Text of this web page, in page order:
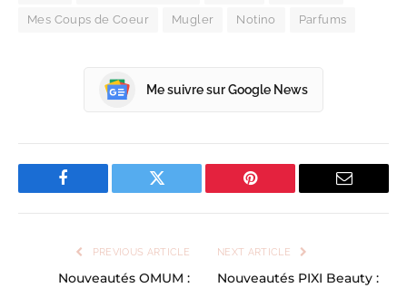
Mes Coups de Coeur Mugler Notino Parfums
Me suivre sur Google News
Facebook Twitter Pinterest Email
PREVIOUS ARTICLE
Nouveautés OMUM :
NEXT ARTICLE
Nouveautés PIXI Beauty :